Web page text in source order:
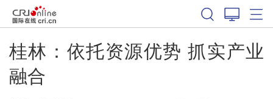
桂林：依托资源优势 抓实产业
融合